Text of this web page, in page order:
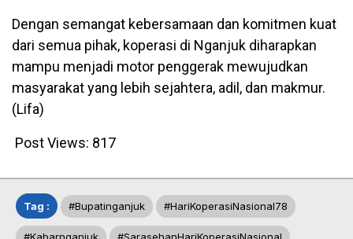
Dengan semangat kebersamaan dan komitmen kuat
dari semua pihak, koperasi di Nganjuk diharapkan
mampu menjadi motor penggerak mewujudkan
masyarakat yang lebih sejahtera, adil, dan makmur.
(Lifa)
Post Views: 817
Tag : #bupatinganjuk #HariKoperasiNasional78